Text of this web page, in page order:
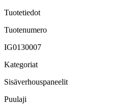
Tuotetiedot
Tuotenumero
IG0130007
Kategoriat
Sisäverhouspaneelit
Puulaji